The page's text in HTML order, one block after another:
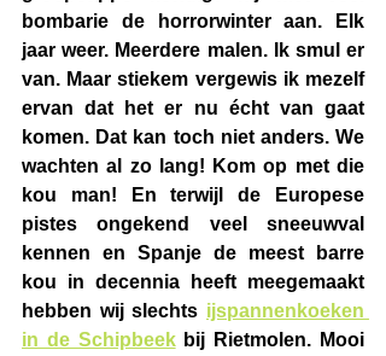
bombarie de horrorwinter aan. Elk
jaar weer. Meerdere malen. Ik smul er
van. Maar stiekem vergewis ik mezelf
ervan dat het er nu écht van gaat
komen. Dat kan toch niet anders. We
wachten al zo lang! Kom op met die
kou man! En terwijl de Europese
pistes ongekend veel sneeuwval
kennen en Spanje de meest barre
kou in decennia heeft meegemaakt
hebben wij slechts ijspannenkoeken
in de Schipbeek bij Rietmolen. Mooi